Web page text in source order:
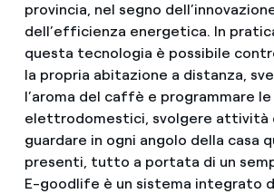
provincia, nel segno
dell’efficienza energetica. In
questa tecnologia è possibile
la propria abitazione a distanza,
l’aroma del caffè e programmare
elettrodomestici, svolgere attività
guardare in ogni angolo della casa
presenti, tutto a portata di un
E-goodlife è un sistema integrato